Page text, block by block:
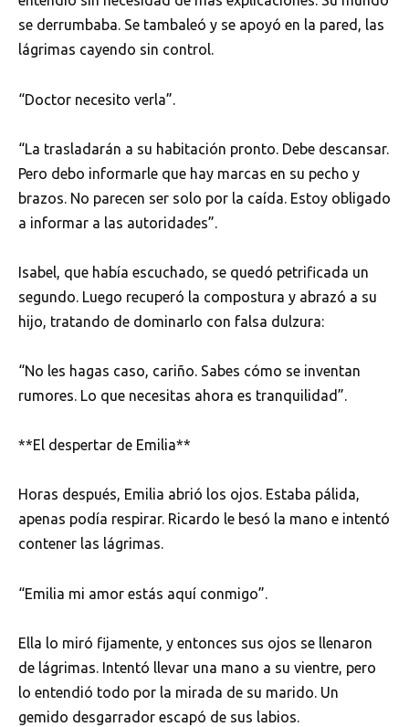
se derrumbaba. Se tambaleó y se apoyó en la pared, las
lágrimas cayendo sin control.
“Doctor necesito verla”.
“La trasladarán a su habitación pronto. Debe descansar.
Pero debo informarle que hay marcas en su pecho y
brazos. No parecen ser solo por la caída. Estoy obligado
a informar a las autoridades”.
Isabel, que había escuchado, se quedó petrificada un
segundo. Luego recuperó la compostura y abrazó a su
hijo, tratando de dominarlo con falsa dulzura:
“No les hagas caso, cariño. Sabes cómo se inventan
rumores. Lo que necesitas ahora es tranquilidad”.
**El despertar de Emilia**
Horas después, Emilia abrió los ojos. Estaba pálida,
apenas podía respirar. Ricardo le besó la mano e intentó
contener las lágrimas.
“Emilia mi amor estás aquí conmigo”.
Ella lo miró fijamente, y entonces sus ojos se llenaron
de lágrimas. Intentó llevar una mano a su vientre, pero
lo entendió todo por la mirada de su marido. Un
gemido desgarrador escapó de sus labios.